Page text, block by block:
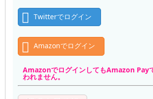
Twitterでログイン
Amazonでログイン
AmazonでログインしてもAmazon Pay
われません。